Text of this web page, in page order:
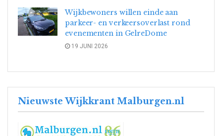
Wijkbewoners willen einde aan
parkeer- en verkeersoverlast rond
evenementen in GelreDome
19 JUNI 2026
Nieuwste Wijkkrant Malburgen.nl